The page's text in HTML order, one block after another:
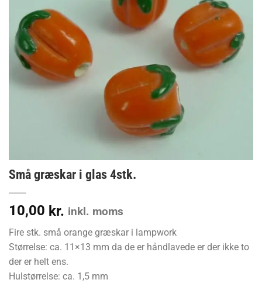
Små græskar i glas 4stk.
10,00 kr. inkl. moms
Fire stk. små orange græskar i lampwork
Størrelse: ca. 11×13 mm da de er håndlavede er der ikke to
der er helt ens.
Hulstørrelse: ca. 1,5 mm